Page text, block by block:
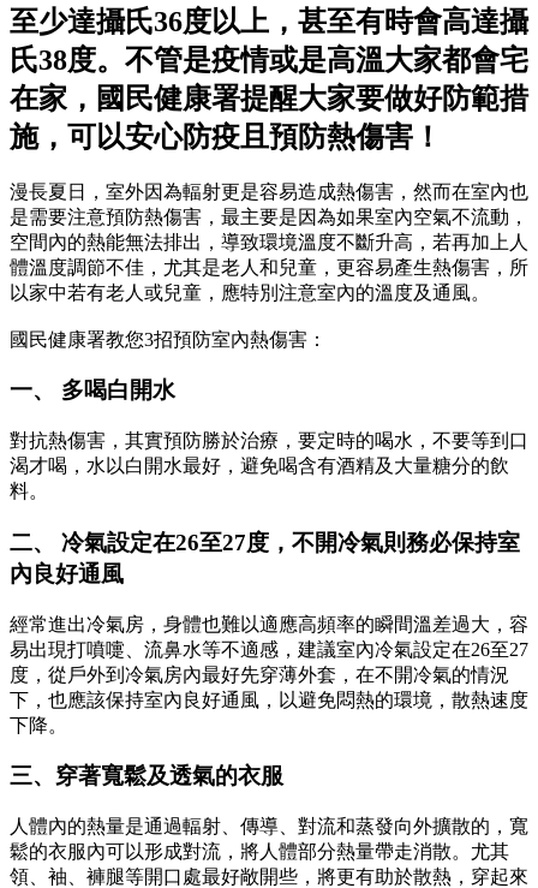
至少達攝氏36度以上，甚至有時會高達攝
氏38度。不管是疫情或是高溫大家都會宅
在家，國民健康署提醒大家要做好防範措
施，可以安心防疫且預防熱傷害！
漫長夏日，室外因為輻射更是容易造成熱傷害，然而在室內也
是需要注意預防熱傷害，最主要是因為如果室內空氣不流動，
空間內的熱能無法排出，導致環境溫度不斷升高，若再加上人
體溫度調節不佳，尤其是老人和兒童，更容易產生熱傷害，所
以家中若有老人或兒童，應特別注意室內的溫度及通風。
國民健康署教您3招預防室內熱傷害：
一、 多喝白開水
對抗熱傷害，其實預防勝於治療，要定時的喝水，不要等到口
渴才喝，水以白開水最好，避免喝含有酒精及大量糖分的飲
料。
二、 冷氣設定在26至27度，不開冷氣則務必保持室
內良好通風
經常進出冷氣房，身體也難以適應高頻率的瞬間溫差過大，容
易出現打噴嚏、流鼻水等不適感，建議室內冷氣設定在26至27
度，從戶外到冷氣房內最好先穿薄外套，在不開冷氣的情況
下，也應該保持室內良好通風，以避免悶熱的環境，散熱速度
下降。
三、穿著寬鬆及透氣的衣服
人體內的熱量是通過輻射、傳導、對流和蒸發向外擴散的，寬
鬆的衣服內可以形成對流，將人體部分熱量帶走消散。尤其
領、袖、褲腿等開口處最好敞開些，將更有助於散熱，穿起來